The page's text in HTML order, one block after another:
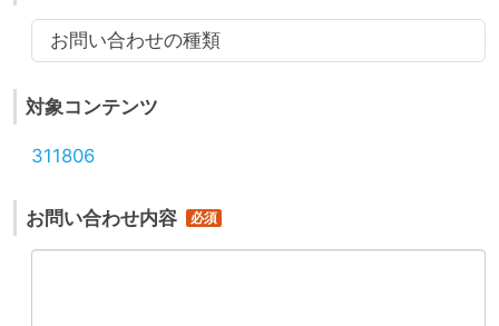
お問い合わせの種類
対象コンテンツ
311806
お問い合わせ内容